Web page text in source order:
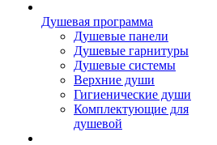
Душевая программа
Душевые панели
Душевые гарнитуры
Душевые системы
Верхние души
Гигиенические души
Комплектующие для
душевой